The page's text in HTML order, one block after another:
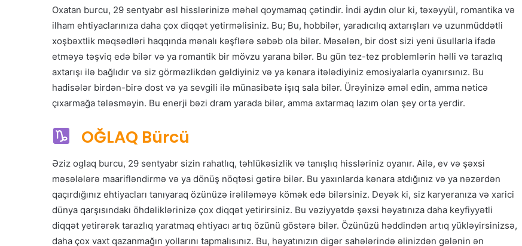
Oxatan burcu, 29 sentyabr əsl hisslərinizə məhəl qoymamaq çətindir. İndi aydın olur ki, təxəyyül, romantika və
ilham ehtiyaclarınıza daha çox diqqət yetirməlisiniz. Bu; Bu, hobbilər, yaradıcılıq axtarışları və uzunmüddətli
xoşbəxtlik məqsədləri haqqında mənalı kəşflərə səbəb ola bilər. Məsələn, bir dost sizi yeni üsullarla ifadə
etməyə təşviq edə bilər və ya romantik bir mövzu yarana bilər. Bu gün tez-tez problemlərin həlli və tarazlıq
axtarışı ilə bağlıdır və siz görməzlikdən gəldiyiniz və ya kənara itələdiyiniz emosiyalarla oyanırsınız. Bu
hadisələr birdən-birə dost və ya sevgili ilə münasibətə işıq sala bilər. Ürəyinizə əməl edin, amma nəticə
çıxarmağa tələsməyin. Bu enerji bəzi dram yarada bilər, amma axtarmaq lazım olan şey orta yerdir.
OĞLAQ Bürcü
Əziz oglaq burcu, 29 sentyabr sizin rahatlıq, təhlükəsizlik və tanışlıq hissləriniz oyanır. Ailə, ev və şəxsi
məsələlərə maarifləndirmə və ya dönüş nöqtəsi gətirə bilər. Bu yaxınlarda kənara atdığınız və ya nəzərdən
qaçırdığınız ehtiyacları tanıyaraq özünüzə irəliləməyə kömək edə bilərsiniz. Deyək ki, siz karyeranıza və xarici
dünya qarşısındakı öhdəliklərinizə çox diqqət yetirirsiniz. Bu vəziyyətdə şəxsi həyatınıza daha keyfiyyətli
diqqət yetirərək tarazlıq yaratmaq ehtiyacı artıq özünü göstərə bilər. Özünüzü həddindən artıq yükləyirsinizsə,
daha çox vaxt qazanmağın yollarını tapmalısınız. Bu, həyatınızın digər sahələrində əlinizdən gələnin ən